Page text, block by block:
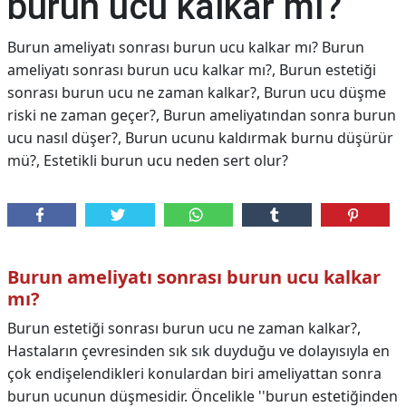
Burun ameliyatı sonrası burun ucu kalkar mı? Burun
ameliyatı sonrası burun ucu kalkar mı?, Burun estetiği
sonrası burun ucu ne zaman kalkar?, Burun ucu düşme
riski ne zaman geçer?, Burun ameliyatından sonra burun
ucu nasıl düşer?, Burun ucunu kaldırmak burnu düşürür
mü?, Estetikli burun ucu neden sert olur?
Burun ameliyatı sonrası burun ucu kalkar
mı?
Burun estetiği sonrası burun ucu ne zaman kalkar?,
Hastaların çevresinden sık sık duyduğu ve dolayısıyla en
çok endişelendikleri konulardan biri ameliyattan sonra
burun ucunun düşmesidir. Öncelikle ''burun estetiğinden